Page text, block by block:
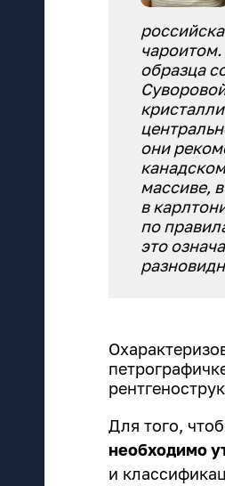
образца
они
массиве,
в
по
это
Для того,
необходимо
и